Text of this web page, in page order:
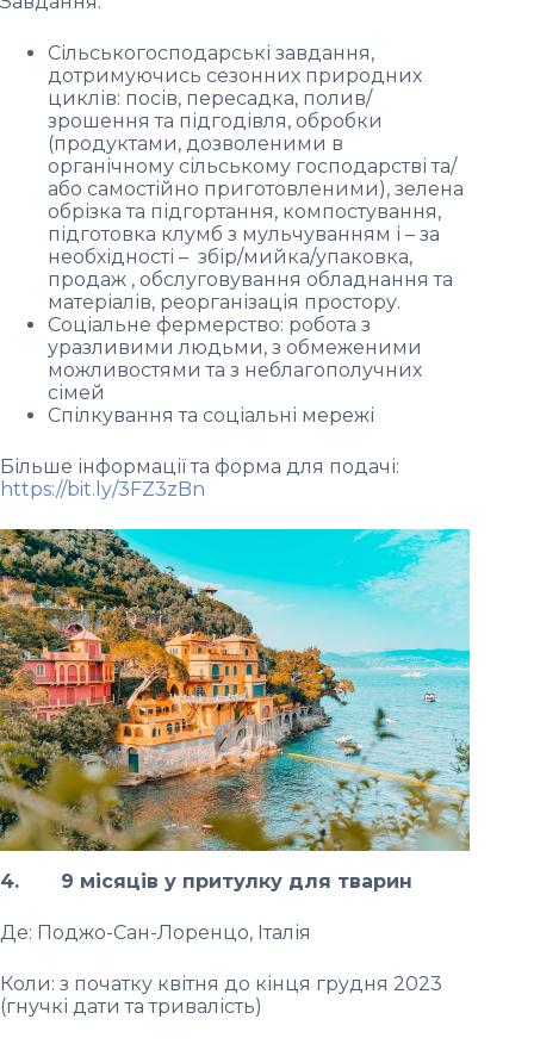
Сільськогосподарські завдання,
дотримуючись сезонних природних
циклів: посів, пересадка, полив/
зрошення та підгодівля, обробки
(продуктами, дозволеними в
органічному сільському господарстві та/
або самостійно приготовленими), зелена
обрізка та підгортання, компостування,
підготовка клумб з мульчуванням і – за
необхідності – збір/мийка/упаковка,
продаж , обслуговування обладнання та
матеріалів, реорганізація простору.
Соціальне фермерство: робота з
уразливими людьми, з обмеженими
можливостями та з неблагополучних
сімей
Спілкування та соціальні мережі
Більше інформації та форма для подачі:
https://bit.ly/3FZ3zBn
4. 9 місяців у притулку для тварин
Де: Поджо-Сан-Лоренцо, Італія
Коли: з початку квітня до кінця грудня 2023
(гнучкі дати та тривалість)